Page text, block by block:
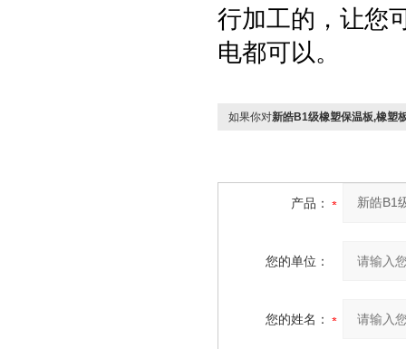
行加工的，让您
电都可以。
如果你对新皓B1级橡塑保温板,橡塑
产品：
您的单位：
您的姓名：